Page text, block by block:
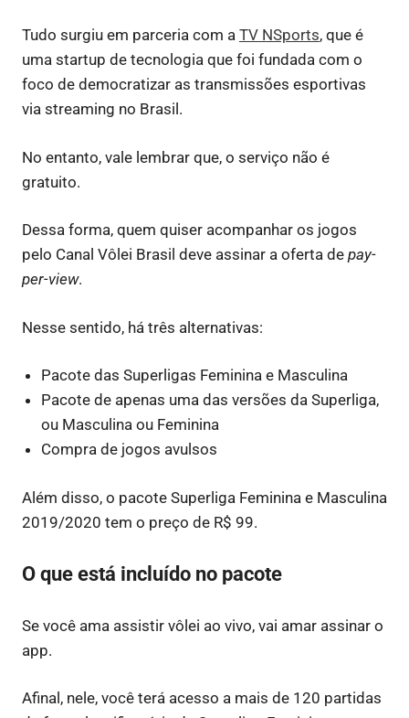
Tudo surgiu em parceria com a TV NSports, que é
uma startup de tecnologia que foi fundada com o
foco de democratizar as transmissões esportivas
via streaming no Brasil.
No entanto, vale lembrar que, o serviço não é
gratuito.
Dessa forma, quem quiser acompanhar os jogos
pelo Canal Vôlei Brasil deve assinar a oferta de pay-
per-view.
Nesse sentido, há três alternativas:
Pacote das Superligas Feminina e Masculina
Pacote de apenas uma das versões da Superliga,
ou Masculina ou Feminina
Compra de jogos avulsos
Além disso, o pacote Superliga Feminina e Masculina
2019/2020 tem o preço de R$ 99.
O que está incluído no pacote
Se você ama assistir vôlei ao vivo, vai amar assinar o
app.
Afinal, nele, você terá acesso a mais de 120 partidas